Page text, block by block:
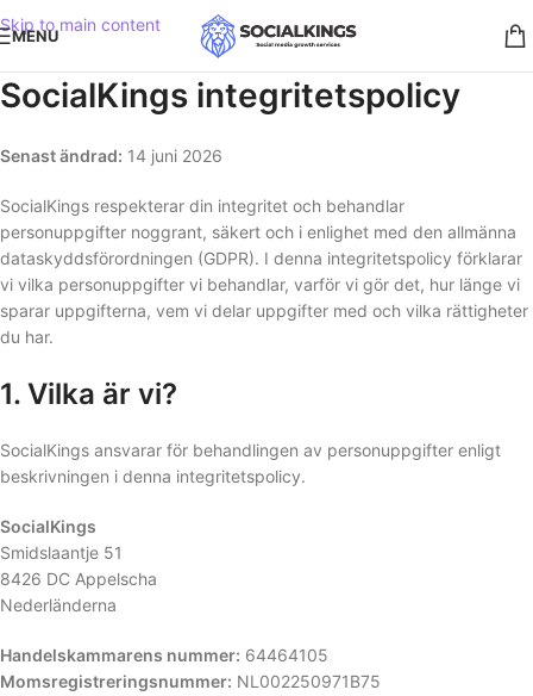
Skip to main content
MENU
SocialKings integritetspolicy
Senast ändrad: 14 juni 2026
SocialKings respekterar din integritet och behandlar
personuppgifter noggrant, säkert och i enlighet med den allmänna
dataskyddsförordningen (GDPR). I denna integritetspolicy förklarar
vi vilka personuppgifter vi behandlar, varför vi gör det, hur länge vi
sparar uppgifterna, vem vi delar uppgifter med och vilka rättigheter
du har.
1. Vilka är vi?
SocialKings ansvarar för behandlingen av personuppgifter enligt
beskrivningen i denna integritetspolicy.
SocialKings
Smidslaantje 51
8426 DC Appelscha
Nederländerna
Handelskammarens nummer: 64464105
Momsregistreringsnummer: NL002250971B75